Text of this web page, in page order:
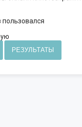
пользовался
РЕЗУЛЬТАТЫ